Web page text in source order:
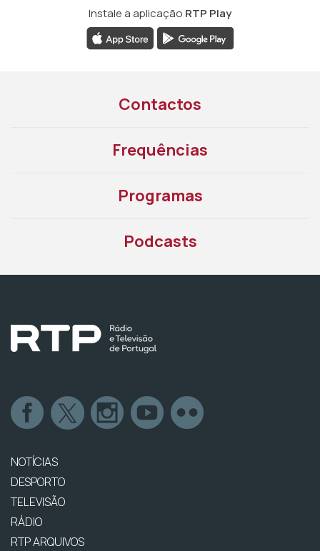
Instale a aplicação RTP Play
Contactos
Frequências
Programas
Podcasts
NOTÍCIAS
DESPORTO
TELEVISÃO
RÁDIO
RTP ARQUIVOS